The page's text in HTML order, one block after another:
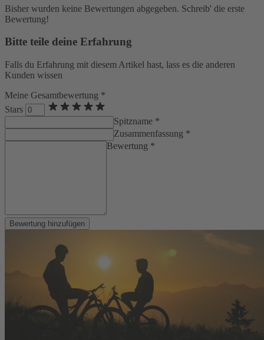
Bisher wurden keine Bewertungen abgegeben. Schreib' die erste
Bewertung!
Bitte teile deine Erfahrung
Falls du Erfahrung mit diesem Artikel hast, lass es die anderen
Kunden wissen
Meine Gesamtbewertung *
Stars
Spitzname *
Zusammenfassung *
Bewertung *
Bewertung hinzufügen